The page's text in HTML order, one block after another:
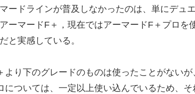
ードラインが普及しなかったのは、単にデュ
ーマードF＋，現在ではアーマードF＋プロを
と実感している。
より下のグレードのものは使ったことがない
については、一定以上使い込んでいるため、